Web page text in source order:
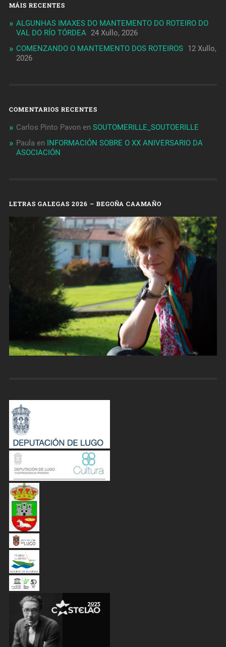
MÁIS RECENTES
ALGUNHAS IMAXES DO MANTEMENTO DO ROTEIRO DO
VAL DO RÍO TÓRDEA 24 Xullo, 2026
COMENZANDO O MANTEMENTO DOS ROTEIROS 12 Xullo,
2026
COMENTARIOS RECENTES
Carlos Pinto Pavon en SOUTOMERILLE_SOUTOERILLE
Paula en INFORMACIÓN SOBRE O XX ANIVERSARIO DA
ASOCIACIÓN
LETRAS GALEGAS 2026 – BEGOÑA CAAMAÑO